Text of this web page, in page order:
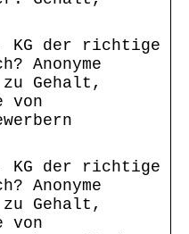
KG der richtige
Anonyme
Gehalt,
von
KG der richtige
Anonyme
Gehalt,
von